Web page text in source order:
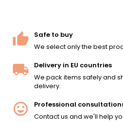
Safe to buy
We select only the best
Delivery in EU countries
We pack items safely and
delivery.
Professional
Contact us and we'll help